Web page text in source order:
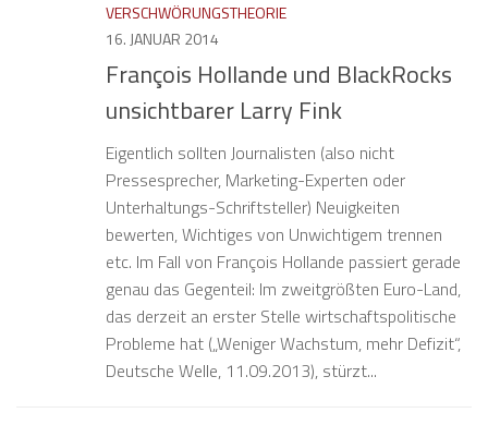
VERSCHWÖRUNGSTHEORIE
16. JANUAR 2014
François Hollande und BlackRocks
unsichtbarer Larry Fink
Eigentlich sollten Journalisten (also nicht
Pressesprecher, Marketing-Experten oder
Unterhaltungs-Schriftsteller) Neuigkeiten
bewerten, Wichtiges von Unwichtigem trennen
etc. Im Fall von François Hollande passiert gerade
genau das Gegenteil: Im zweitgrößten Euro-Land,
das derzeit an erster Stelle wirtschaftspolitische
Probleme hat („Weniger Wachstum, mehr Defizit“,
Deutsche Welle, 11.09.2013), stürzt...